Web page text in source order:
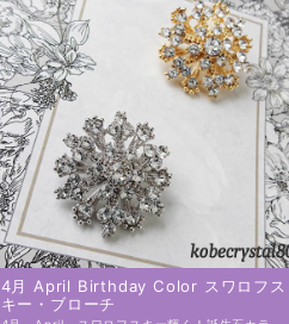
4月 April Birthday Color スワロフス
キー・ブローチ